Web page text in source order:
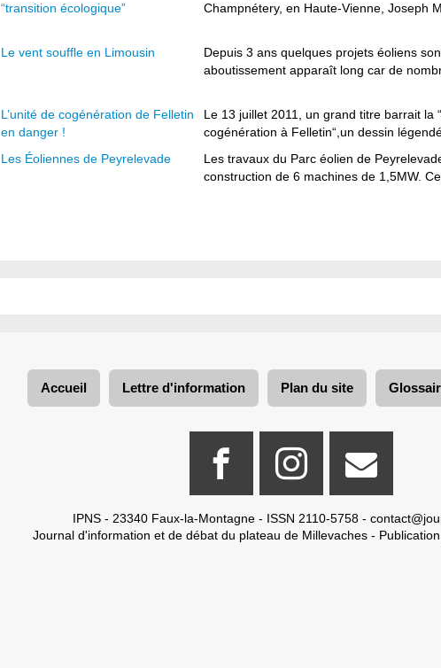
“transition écologique”
Champnétery, en Haute-Vienne, Joseph
Le vent souffle en Limousin
Depuis 3 ans quelques projets éoliens
aboutissement apparaît long car de
L’unité de cogénération de Felletin
en danger !
Le 13 juillet 2011, un grand titre barrait la
cogénération à Felletin“,un dessin
Les Éoliennes de Peyrelevade
Les travaux du Parc éolien de
construction de 6 machines de 1,5MW.
Accueil Lettre d'information Plan du site
IPNS - 23340 Faux-la-Montagne - ISSN 2110-5758 -
Journal d'information et de débat du plateau de Millevaches -